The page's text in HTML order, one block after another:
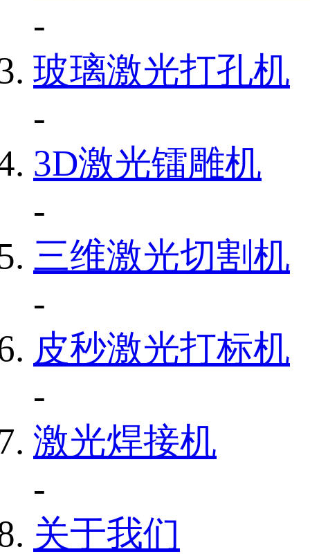
-
玻璃激光打孔机
-
3D激光镭雕机
-
三维激光切割机
-
皮秒激光打标机
-
激光焊接机
-
关于我们